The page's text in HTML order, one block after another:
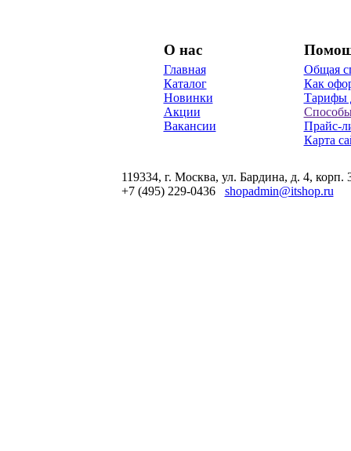
О нас
Главная
Каталог
Новинки
Акции
Вакансии
Общая
Как
Тарифы
Прайс-
Карта
119334, г. Москва, ул. Бардина, д. 4, корп.
+7 (495) 229-0436 shopadmin@itshop.ru